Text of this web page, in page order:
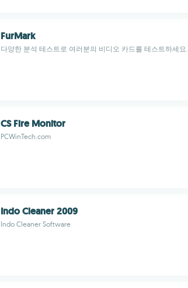
FurMark
다양한 분석 테스트로 여러분의 비디오 카드를 테스트하세요.
CS Fire Monitor
PCWinTech.com
Indo Cleaner 2009
Indo Cleaner Software